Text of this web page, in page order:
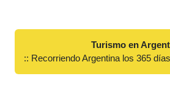
Turismo en
:: Recorriendo Argentina los 365